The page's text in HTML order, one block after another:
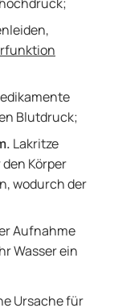
Blutdruck;
Lakritze
Körper
wodurch der
Aufnahme
Wasser ein
Ursache für